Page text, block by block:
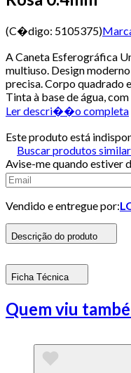
(C�digo: 5105375)
A Caneta Esferográfica
multiuso. Design
precisa. Corpo quadrado
Tinta à base de água,
Ler descri��o completa
Este produto está
Buscar produtos
Avise-me quando estiver
Vendido e entregue por:
Descrição do produto
Ficha Técnica
Quem viu